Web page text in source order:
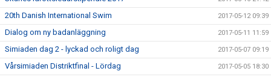
20th Danish International Swim 2017-05-12 09:39
Dialog om ny badanläggning 2017-05-11 11:59
Simiaden dag 2 - lyckad och roligt dag 2017-05-07 09:19
Vårsimiaden Distriktfinal - Lördag 2017-05-05 18:30